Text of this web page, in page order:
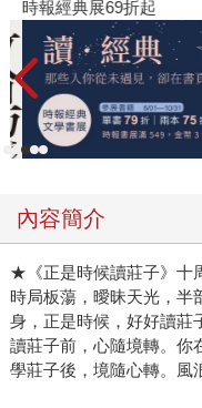
時報經典展69折起
內容簡介
★《正是時候讀莊子》十
時局板蕩，曖昧天光，半
身，正是時候，好好讀莊
讀莊子前，心隨境轉。你
學莊子後，境隨心轉。風